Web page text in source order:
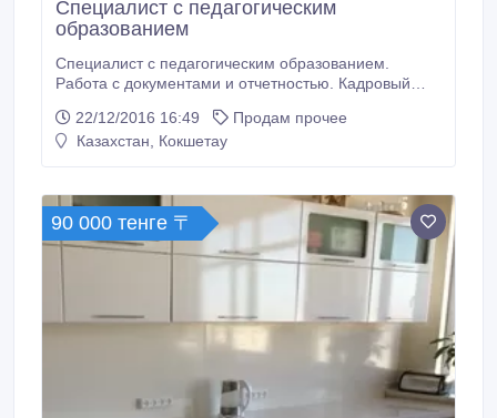
Специалист с педагогическим
образованием
Специалист с педагогическим образованием.
Работа с документами и отчетностью. Кадровый
22/12/2016 16:49
Продам прочее
Казахстан, Кокшетау
90 000 тенге 〒